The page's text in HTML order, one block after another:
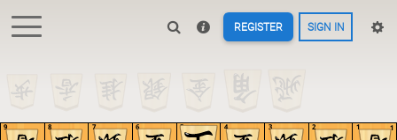
REGISTER SIGN IN
1
9 8 7 6 5 4 3 2 1